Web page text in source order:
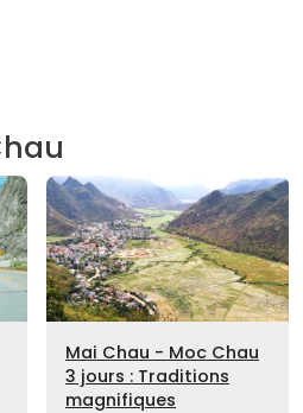
Mai Chau - Moc Chau
3 jours : Traditions
magnifiques